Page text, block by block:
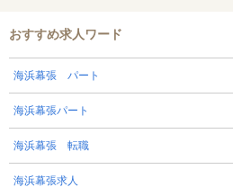
おすすめ求人ワード
海浜幕張 パート
海浜幕張パート
海浜幕張 転職
海浜幕張求人